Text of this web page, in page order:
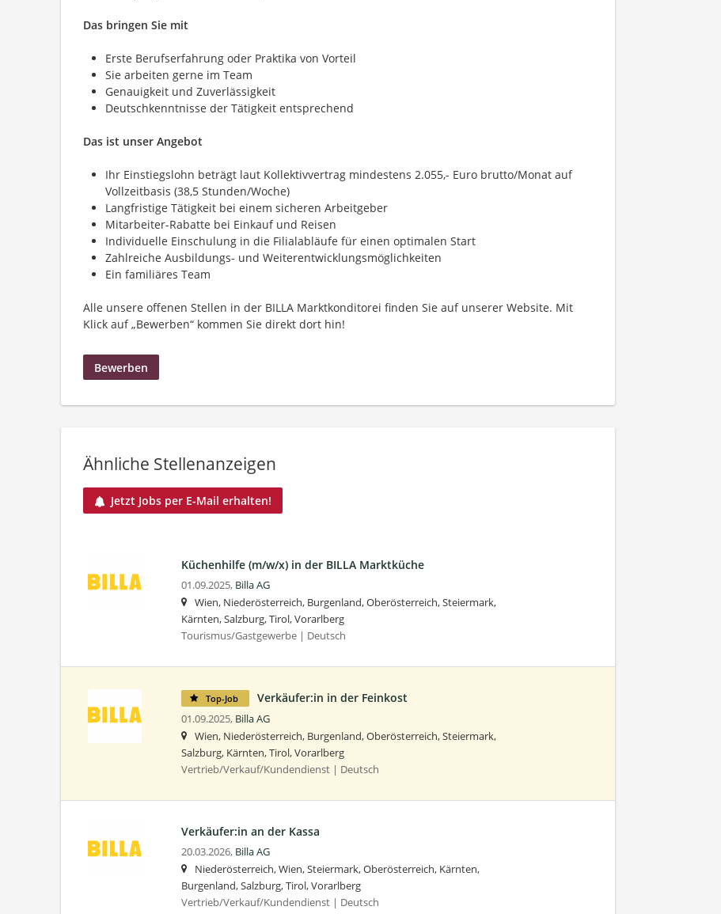
Das bringen Sie mit
Erste Berufserfahrung oder Praktika von Vorteil
Sie arbeiten gerne im Team
Genauigkeit und Zuverlässigkeit
Deutschkenntnisse der Tätigkeit entsprechend
Das ist unser Angebot
Ihr Einstiegslohn beträgt laut Kollektivvertrag mindestens 2.055,- Euro brutto/Monat auf
Vollzeitbasis (38,5 Stunden/Woche)
Langfristige Tätigkeit bei einem sicheren Arbeitgeber
Mitarbeiter-Rabatte bei Einkauf und Reisen
Individuelle Einschulung in die Filialabläufe für einen optimalen Start
Zahlreiche Ausbildungs- und Weiterentwicklungsmöglichkeiten
Ein familiäres Team
Alle unsere offenen Stellen in der BILLA Marktkonditorei finden Sie auf unserer Website. Mit
Klick auf „Bewerben“ kommen Sie direkt dort hin!
Bewerben
Ähnliche Stellenanzeigen
Jetzt Jobs per E-Mail erhalten!
Küchenhilfe (m/w/x) in der BILLA Marktküche
01.09.2025, Billa AG
Wien, Niederösterreich, Burgenland, Oberösterreich, Steiermark,
Kärnten, Salzburg, Tirol, Vorarlberg
Tourismus/Gastgewerbe | Deutsch
Top-Job Verkäufer:in in der Feinkost
01.09.2025, Billa AG
Wien, Niederösterreich, Burgenland, Oberösterreich, Steiermark,
Salzburg, Kärnten, Tirol, Vorarlberg
Vertrieb/Verkauf/Kundendienst | Deutsch
Verkäufer:in an der Kassa
20.03.2026, Billa AG
Niederösterreich, Wien, Steiermark, Oberösterreich, Kärnten,
Burgenland, Salzburg, Tirol, Vorarlberg
Vertrieb/Verkauf/Kundendienst | Deutsch